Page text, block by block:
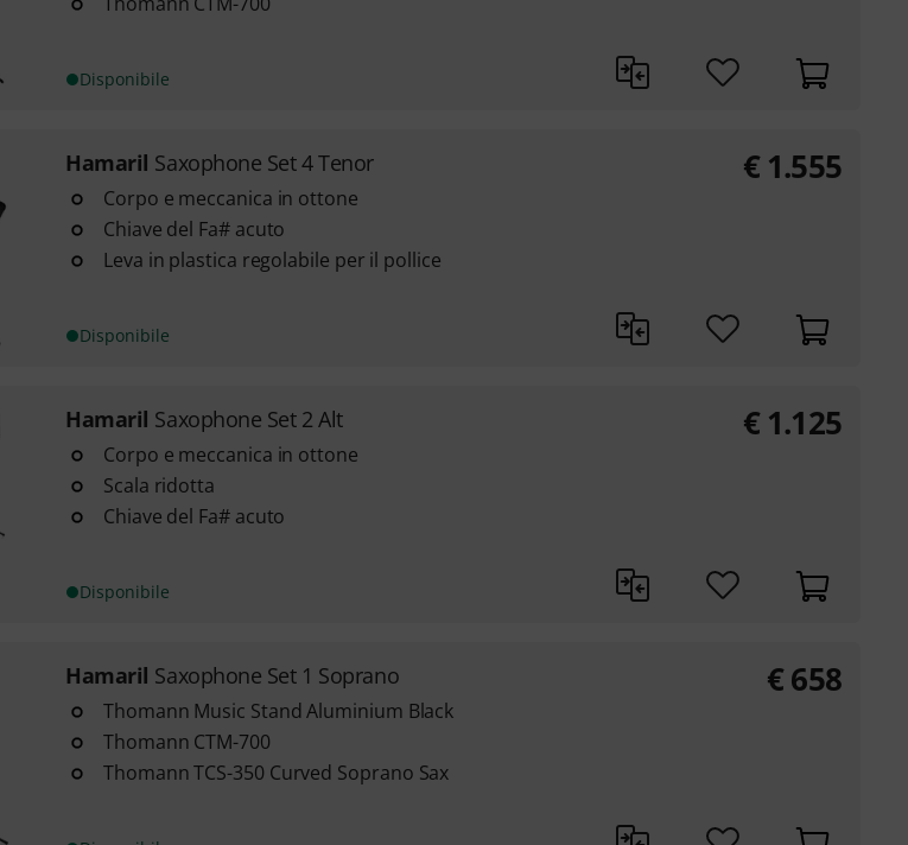
Disponibile
Hamaril Saxophone Set 4 Tenor
Corpo e meccanica in ottone
Chiave del Fa# acuto
Leva in plastica regolabile per il pollice
Disponibile
€ 1.555
Hamaril Saxophone Set 2 Alt
Corpo e meccanica in ottone
Scala ridotta
Chiave del Fa# acuto
Disponibile
€ 1.125
Hamaril Saxophone Set 1 Soprano
Thomann Music Stand Aluminium Black
Thomann CTM-700
Thomann TCS-350 Curved Soprano Sax
€658